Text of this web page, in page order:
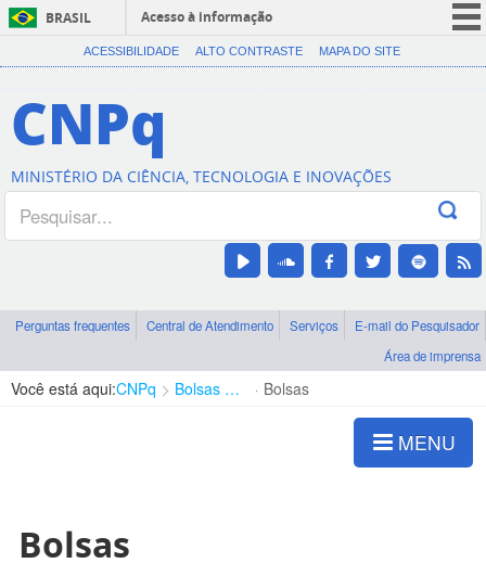
BRASIL
Acesso à informação
CORONAVÍRUS (COVID-19)
Canais
ACESSIBILIDADE ALTO CONTRASTE MAPA DO SITE
CNPq
MINISTÉRIO DA CIÊNCIA, TECNOLOGIA E INOVAÇÕES
Perguntas frequentes Central de Atendimento Serviços
E-mail do Pesquisador
Área de imprensa
Você está aqui:CNPq Bolsas e Auxílios Vigentes Bolsas
MENU
Bolsas